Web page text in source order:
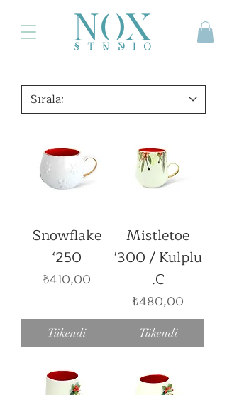
Snowflake
‘250
Fiyat
₺410,00
Tükendi
Mistletoe
'300 / Kulplu
.C
Fiyat
₺480,00
Tükendi